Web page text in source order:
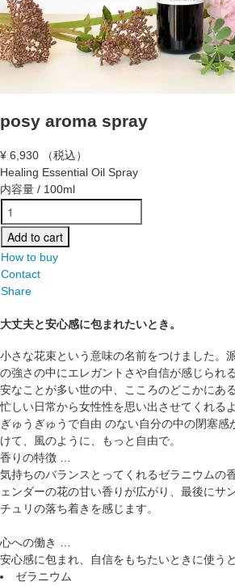
posy aroma spray
¥ 6,930
（税込）
Healing Essential Oil Spray
内容量 / 100ml
How to buy
Contact
Share
大丈夫と安心感に包まれたいとき。
小さな花束という意味の名前をつけました。
の強さの中にエレガントさや自信が感じられ
安なことが多い世の中、こころのどこかにあ
忙しい日常から女性性を思い出させてくれる
ぎゅうぎゅうで自由 のない自分の中の閉塞感
けて、風のように、もっと自由で。
香りの特徴 …
気持ちのバランスとってくれるゼラニウムの
ェンダーの花の甘い香りが広がり、最後にサ
チュリの落ち着きを感じます。
心への働き …
安心感に包まれ、自信をもちたいときに使う
ゼラニウム